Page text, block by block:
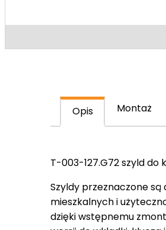
Opis Montaż
T-003-127.G72 szyld do
Szyldy przeznaczone
mieszkalnych i
dzięki wstępnemu